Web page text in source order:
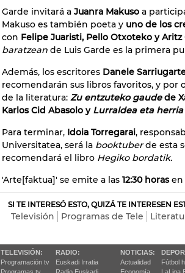
Garde invitará a Juanra Makuso a
Makuso es también poeta y uno de los
con Felipe Juaristi, Pello Otxoteko y
baratzean de Luis Garde es la primera
Además, los escritores Danele
recomendarán sus libros favoritos, y
de la literatura: Zu entzuteko gaudede
Karlos Cid Abasolo yLurraldea eta herria
Para terminar, Idoia Torregarai,
Universitatea, será la booktuberde esta
recomendará el libro Hegiko bordatik.
'Arte[faktua]' se emite a las 12:30 horasen
SI TE INTERESÓ ESTO, QUIZÁ TE INTERESEN
Televisión Programas de Tele
TELEVISIÓN:
Programación tv
RADIO:
Euskadi Irratia
NOTICIAS:
Actualidad
Fútbol